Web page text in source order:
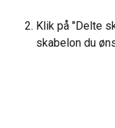
Klik på "Delte
skabelon du